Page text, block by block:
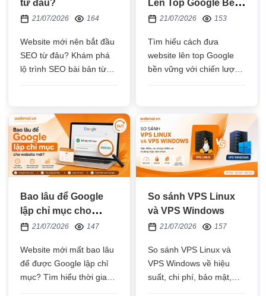
từ đâu?
21/07/2026 164
Website mới nên bắt đầu
SEO từ đâu? Khám phá
lộ trình SEO bài bản từ
phát triển bền vững
Lên Top Google Bền
Vững21/07/2026 153
Tìm hiểu cách đưa
website lên top Google
bền vững với chiến lược
tăng thứ hạng và duy trì
hiệu quả lâu dài
Bao lâu để Google
lập chỉ mục cho
website mới?
21/07/2026 147
Website mới mất bao lâu
để được Google lập chỉ
mục? Tìm hiểu thời gian
So sánh VPS Linux
và VPS Windows
21/07/2026 157
So sánh VPS Linux và
VPS Windows về hiệu
suất, chi phí, bảo mật,